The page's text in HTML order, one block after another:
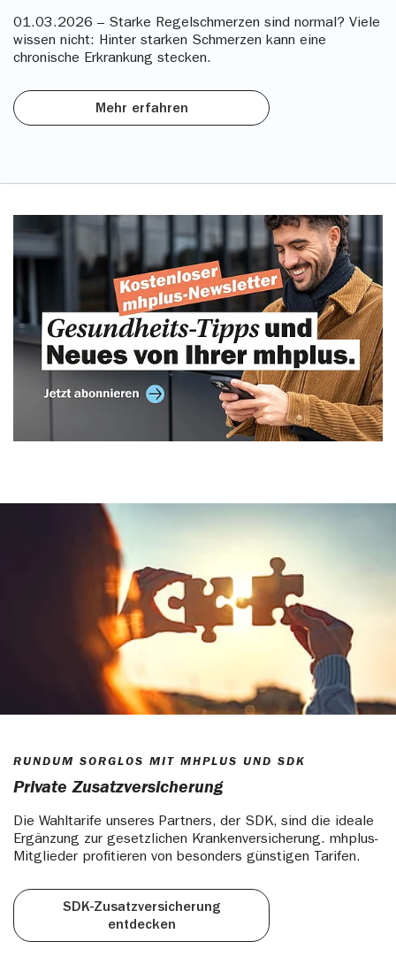
01.03.2026 – Starke Regelschmerzen sind normal? Viele
wissen nicht: Hinter starken Schmerzen kann eine
chronische Erkrankung stecken.
Mehr erfahren
RUNDUM SORGLOS MIT MHPLUS UND SDK
Private Zusatzversicherung
Die Wahltarife unseres Partners, der SDK, sind die ideale
Ergänzung zur gesetzlichen Krankenversicherung. mhplus-
Mitglieder profitieren von besonders günstigen Tarifen.
SDK-Zusatzversicherung
entdecken